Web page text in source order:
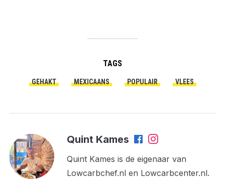
TAGS
GEHAKT MEXICAANS POPULAIR VLEES
Quint Kames
Quint Kames is de eigenaar van
Lowcarbchef.nl en Lowcarbcenter.nl.